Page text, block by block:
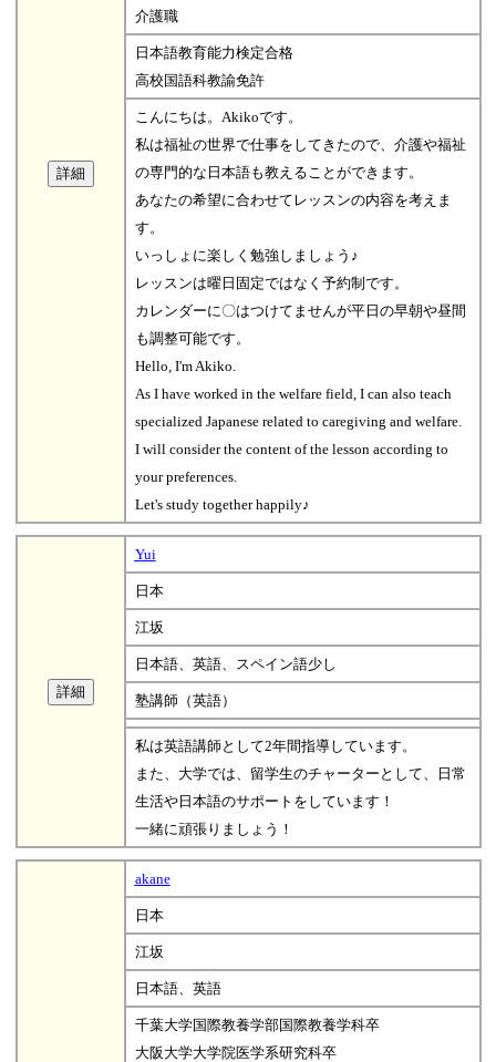
介護職
日本語教育能力検定合格
高校国語科教諭免許
こんにちは。Akikoです。
私は福祉の世界で仕事をしてきたので、介護や福祉
の専門的な日本語も教えることができます。
あなたの希望に合わせてレッスンの内容を考えま
す。
いっしょに楽しく勉強しましょう♪
レッスンは曜日固定ではなく予約制です。
カレンダーに〇はつけてませんが平日の早朝や昼間
も調整可能です。
Hello, I'm Akiko.
As I have worked in the welfare field, I can also teach
specialized Japanese related to caregiving and welfare.
I will consider the content of the lesson according to
your preferences.
Let's study together happily♪
Yui
日本
江坂
日本語、英語、スペイン語少し
塾講師（英語）
私は英語講師として2年間指導しています。
また、大学では、留学生のチャーターとして、日常
生活や日本語のサポートをしています！
一緒に頑張りましょう！
akane
日本
江坂
日本語、英語
千葉大学国際教養学部国際教養学科卒
大阪大学大学院医学系研究科卒